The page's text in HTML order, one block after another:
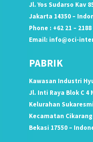
Jl. Yos Sudarso Kav
Jakarta 14350 –
Phone : +62 21 – 2188
Email: info@oci-
PABRIK
Kawasan Industri
Jl. Inti Raya Blok C 4
Kelurahan
Kecamatan
Bekasi 17550 –